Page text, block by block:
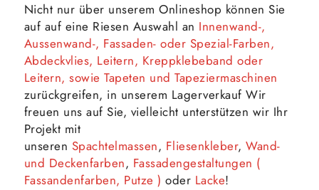
Nicht nur über unserem Onlineshop können Sie
auf auf eine Riesen Auswahl an Innenwand-,
Aussenwand-, Fassaden- oder Spezial-Farben,
Abdeckvlies, Leitern, Kreppklebeband oder
Leitern, sowie Tapeten und Tapeziermaschinen
zurückgreifen, in unserem Lagerverkauf Wir
freuen uns auf Sie, vielleicht unterstützen wir Ihr
Projekt mit
unseren Spachtelmassen, Fliesenkleber,Wand-
und Deckenfarben, Fassadengestaltungen (
Fassandenfarben, Putze ) oder Lacke!